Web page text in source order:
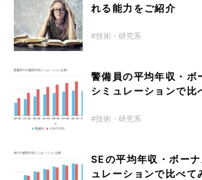
れる能力をご紹介
技術・研究系
警備員の平均年収・ボ
シミュレーションで比
技術・研究系
SEの平均年収・ボー
ュレーションで比べて